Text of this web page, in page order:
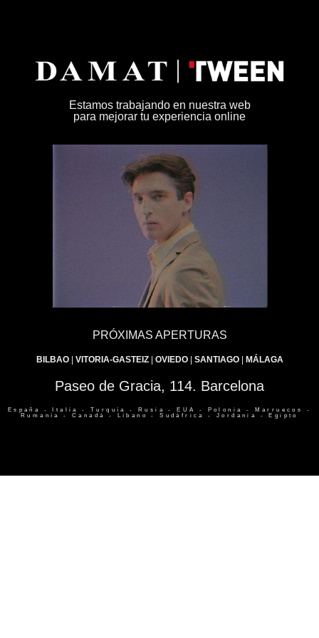
Estamos trabajando en nuestra web
para mejorar tu experiencia online
PRÓXIMAS APERTURAS​
BILBAO VITORIA-GASTEIZ| OVIEDO| SANTIAGO| MÁLAGA
Paseo de Gracia, 114. Barcelona
España - Italia - Turquía - Rusia - EUA - Polonia - Marruecos -
Rumanía - Canadá - Líbano - Sudáfrica - Jordania - Egipto